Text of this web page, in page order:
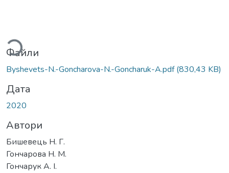
Файли
Byshevets-N.-Goncharova-N.-Goncharuk-A.pdf(830,43 KB)
Дата
2020
Автори
Бишевець Н. Г.
Гончарова Н. М.
Гончарук А. І.